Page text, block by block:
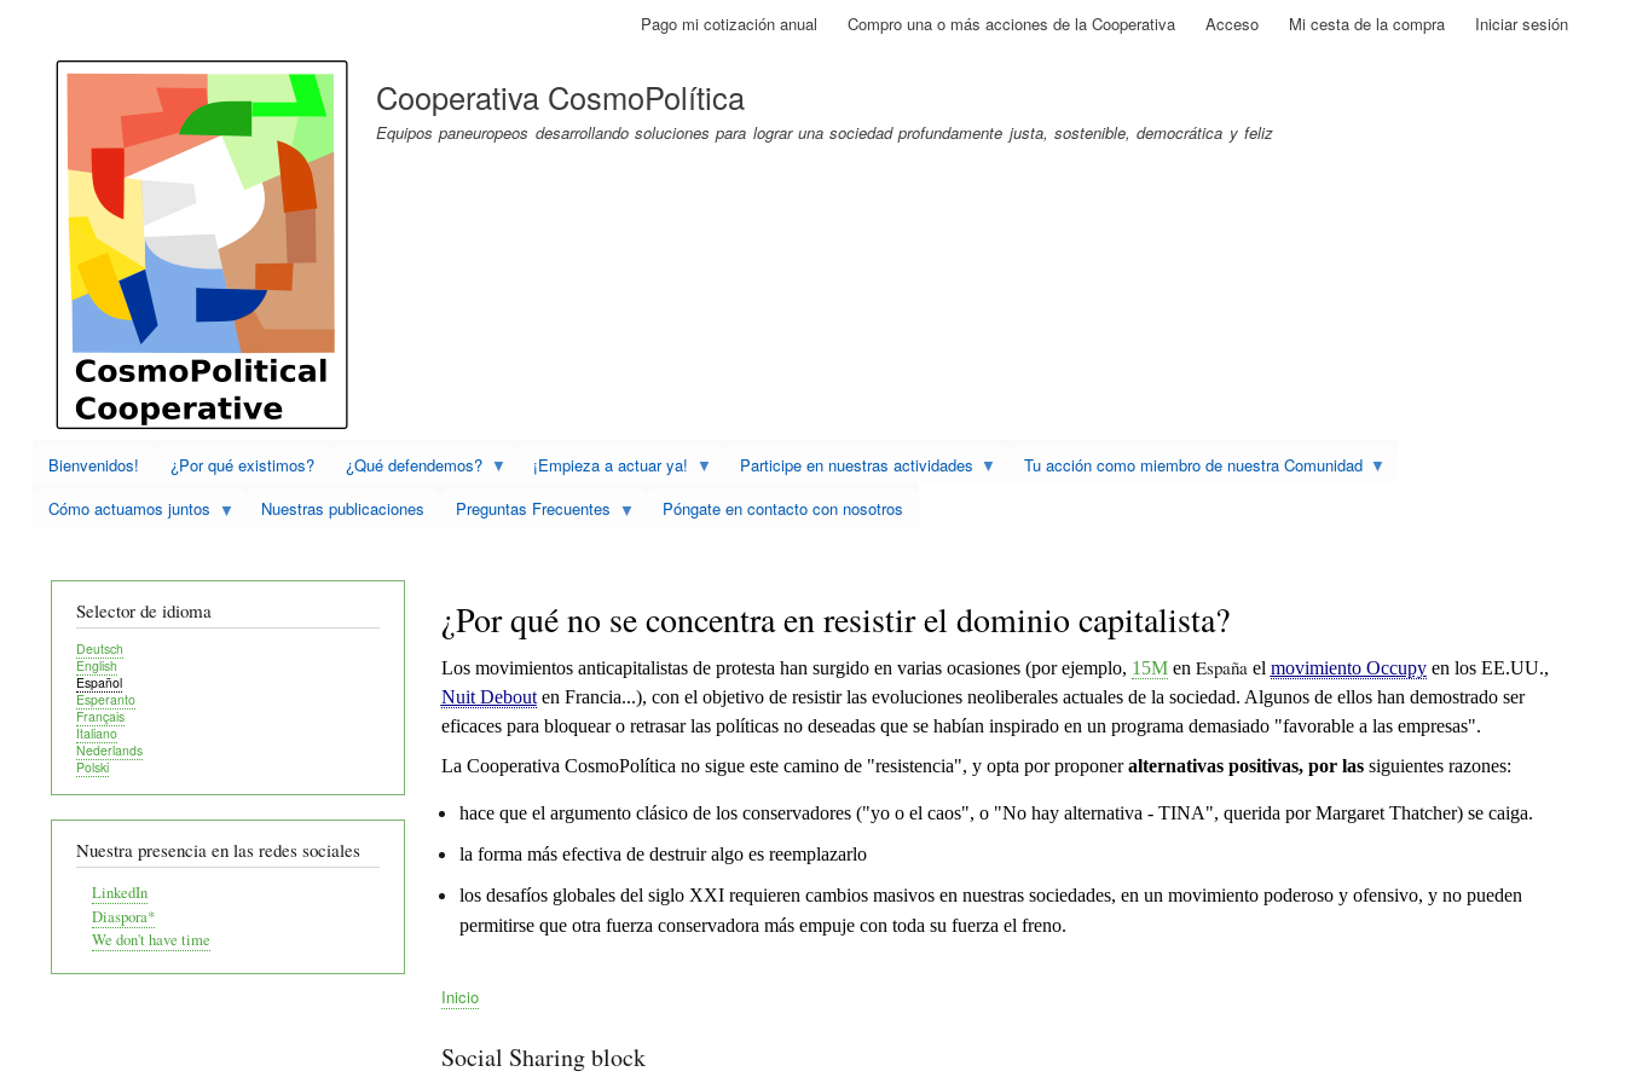
Pasar
usuario
Pago mi cotización anual Compro una o más acciones de la Cooperativa Acceso Mi cesta de la compra Iniciar sesión
Cooperativa CosmoPolítica
Equipos paneuropeos desarrollando soluciones para lograr una sociedad profundamente justa, sostenible, democrática y feliz
Bienvenidos! ¿Por qué existimos? ¿Qué defendemos? ¡Empieza a actuar ya! Participe en nuestras actividades
Tu acción como miembro de nuestra Comunidad
Cómo actuamos juntos
Nuestras publicaciones Preguntas Frecuentes Póngate en contacto con nosotros
¿Por qué no se concentra en resistir el dominio capitalista?
Los movimientos anticapitalistas de protesta han surgido en varias ocasiones (por ejemplo, 15Men España el movimiento Occupyen los EE.UU.,
Nuit Debouten Francia...), con el objetivo de resistir las evoluciones neoliberales actuales de la sociedad. Algunos de ellos han demostrado ser
eficaces para bloquear o retrasar las políticas no deseadas que se habían inspirado en un programa demasiado "favorable a las empresas".
La Cooperativa CosmoPolítica no sigue este camino de "resistencia", y opta por proponeralternativas positivas, por lassiguientes razones:
hace que el argumento clásico de los conservadores ("yo o el caos", o "No hay alternativa - TINA", querida por Margaret Thatcher) se caiga.
la forma más efectiva de destruir algo es reemplazarlo
los desafíos globales del siglo XXI requieren cambios masivos en nuestras sociedades, en un movimiento poderoso y ofensivo, y no pueden
permitirse que otra fuerza conservadora más empuje con toda su fuerza el freno.
de
Inicio
Social Sharing block
Selector de idioma
Deutsch
English
Español
Esperanto
Français
Italiano
Nederlands
Polski
Nuestra presencia en las redes sociales
LinkedIn
Diaspora*
We don't have time